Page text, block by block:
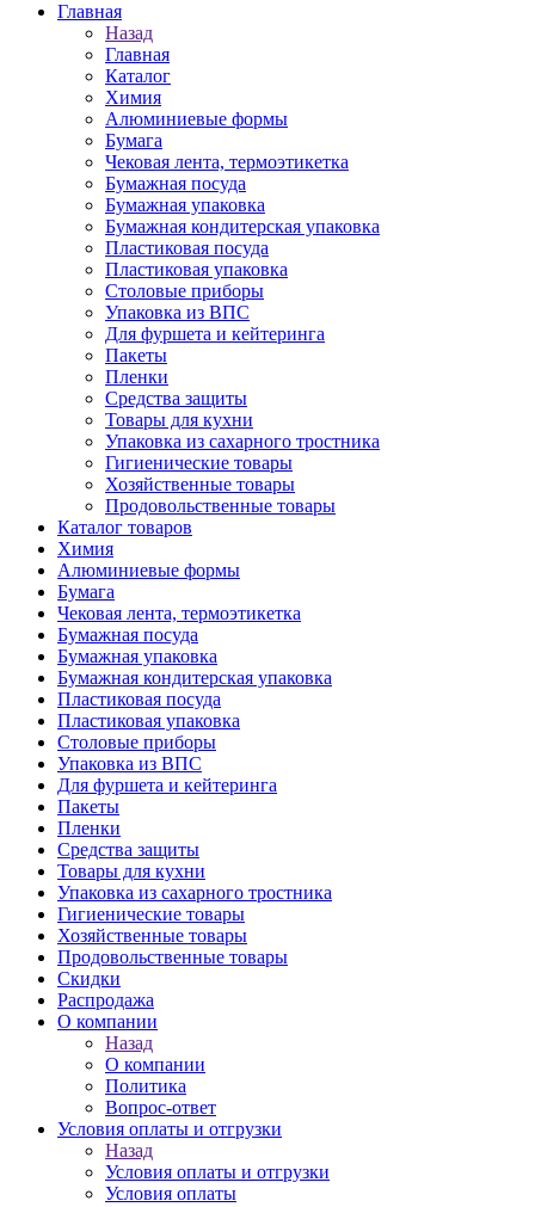
Главная
Назад
Главная
Каталог
Химия
Алюминиевые формы
Бумага
Чековая лента, термоэтикетка
Бумажная посуда
Бумажная упаковка
Бумажная кондитерская упаковка
Пластиковая посуда
Пластиковая упаковка
Столовые приборы
Упаковка из ВПС
Для фуршета и кейтеринга
Пакеты
Пленки
Средства защиты
Товары для кухни
Упаковка из сахарного тростника
Гигиенические товары
Хозяйственные товары
Продовольственные товары
Каталог товаров
Химия
Алюминиевые формы
Бумага
Чековая лента, термоэтикетка
Бумажная посуда
Бумажная упаковка
Бумажная кондитерская упаковка
Пластиковая посуда
Пластиковая упаковка
Столовые приборы
Упаковка из ВПС
Для фуршета и кейтеринга
Пакеты
Пленки
Средства защиты
Товары для кухни
Упаковка из сахарного тростника
Гигиенические товары
Хозяйственные товары
Продовольственные товары
Скидки
Распродажа
О компании
Назад
О компании
Политика
Вопрос-ответ
Условия оплаты и отгрузки
Назад
Условия оплаты и отгрузки
Условия оплаты